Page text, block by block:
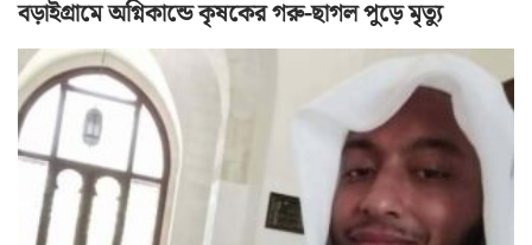
বড়াইগ্রামে অগ্নিকান্ডে কৃষকের গরু-ছাগল পুড়ে মৃত্যু